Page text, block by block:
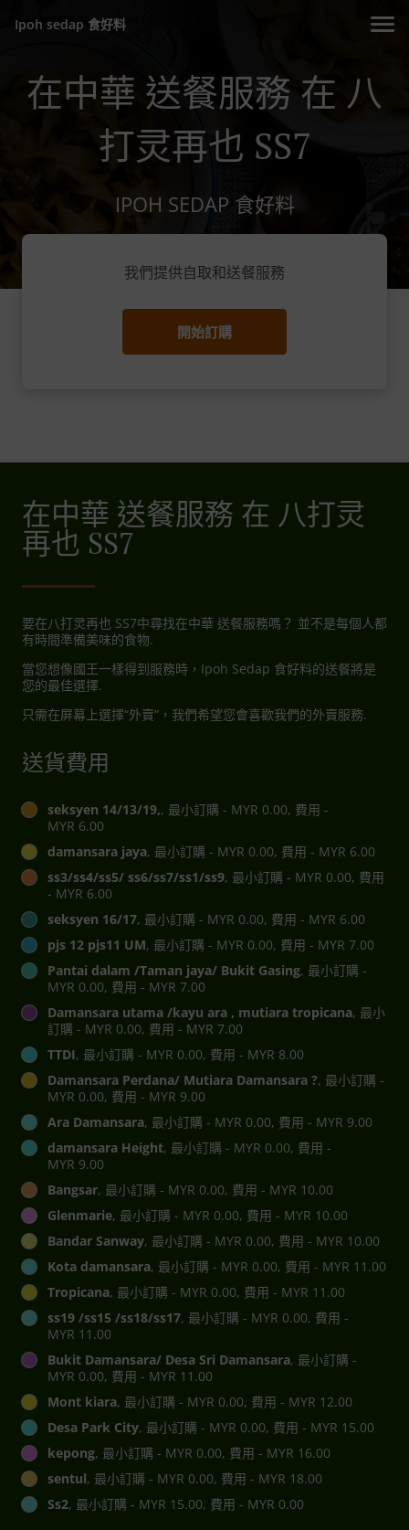
Ipoh sedap 食好料
在中華 送餐服務 在 八
打灵再也 SS7
IPOH SEDAP 食好料
我們提供自取和送餐服務
開始訂購
在中華 送餐服務 在 八打灵
再也 SS7
要在八打灵再也 SS7中尋找在中華 送餐服務嗎？ 並不是每個人都
有時間準備美味的食物.
當您想像國王一樣得到服務時，Ipoh Sedap 食好料的送餐將是
您的最佳選擇.
只需在屏幕上選擇“外賣”，我們希望您會喜歡我們的外賣服務.
送貨費用
seksyen 14/13/19,, 最小訂購 - MYR 0.00, 費用 -
MYR 6.00
damansara jaya, 最小訂購 - MYR 0.00, 費用 - MYR 6.00
ss3/ss4/ss5/ ss6/ss7/ss1/ss9, 最小訂購 - MYR 0.00, 費用
- MYR 6.00
seksyen 16/17, 最小訂購 - MYR 0.00, 費用 - MYR 6.00
pjs 12 pjs11 UM, 最小訂購 - MYR 0.00, 費用 - MYR 7.00
Pantai dalam /Taman jaya/ Bukit Gasing, 最小訂購 -
MYR 0.00, 費用 - MYR 7.00
Damansara utama /kayu ara , mutiara tropicana, 最小
訂購 - MYR 0.00, 費用 - MYR 7.00
TTDI, 最小訂購 - MYR 0.00, 費用 - MYR 8.00
Damansara Perdana/ Mutiara Damansara ?, 最小訂購 -
MYR 0.00, 費用 - MYR 9.00
Ara Damansara, 最小訂購 - MYR 0.00, 費用 - MYR 9.00
damansara Height, 最小訂購 - MYR 0.00, 費用 -
MYR 9.00
Bangsar, 最小訂購 - MYR 0.00, 費用 - MYR 10.00
Glenmarie, 最小訂購 - MYR 0.00, 費用 - MYR 10.00
Bandar Sanway, 最小訂購 - MYR 0.00, 費用 - MYR 10.00
Kota damansara, 最小訂購 - MYR 0.00, 費用 - MYR 11.00
Tropicana, 最小訂購 - MYR 0.00, 費用 - MYR 11.00
ss19 /ss15 /ss18/ss17, 最小訂購 - MYR 0.00, 費用 -
MYR 11.00
Bukit Damansara/ Desa Sri Damansara, 最小訂購 -
MYR 0.00, 費用 - MYR 11.00
Mont kiara, 最小訂購 - MYR 0.00, 費用 - MYR 12.00
Desa Park City, 最小訂購 - MYR 0.00, 費用 - MYR 15.00
kepong, 最小訂購 - MYR 0.00, 費用 - MYR 16.00
sentul, 最小訂購 - MYR 0.00, 費用 - MYR 18.00
Ss2, 最小訂購 - MYR 15.00, 費用 - MYR 0.00